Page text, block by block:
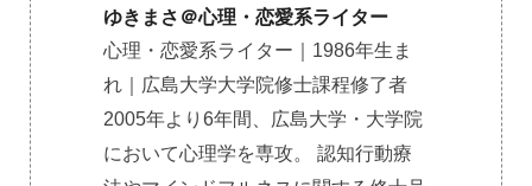
ゆきまさ＠心理・恋愛系ライター
心理・恋愛系ライター｜1986年生ま
れ｜広島大学大学院修士課程修了者
2005年より6年間、広島大学・大学院
において心理学を専攻。 認知行動療